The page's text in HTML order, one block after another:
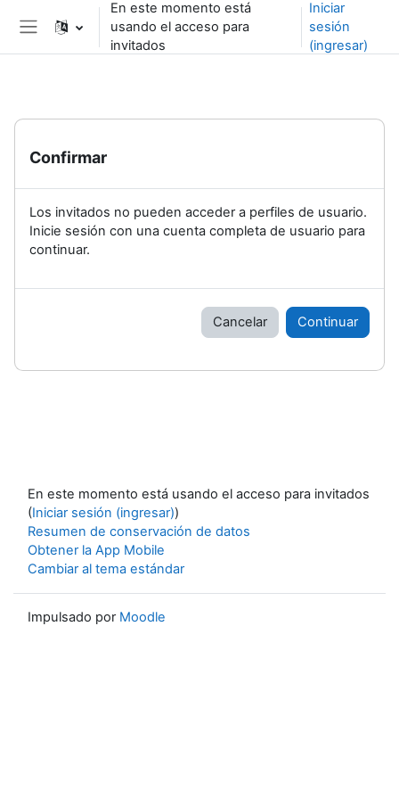
Saltar al contenido principal
Pánel lateral
En este momento está
usando el acceso para
invitados
Iniciar
sesión
(ingresar)
Confirmar
Los invitados no pueden acceder a perfiles de usuario.
Inicie sesión con una cuenta completa de usuario para
continuar.
Cancelar Continuar
En este momento está usando el acceso para invitados
(Iniciar sesión (ingresar))
Resumen de conservación de datos
Obtener la App Mobile
Cambiar al tema estándar
Impulsado por Moodle